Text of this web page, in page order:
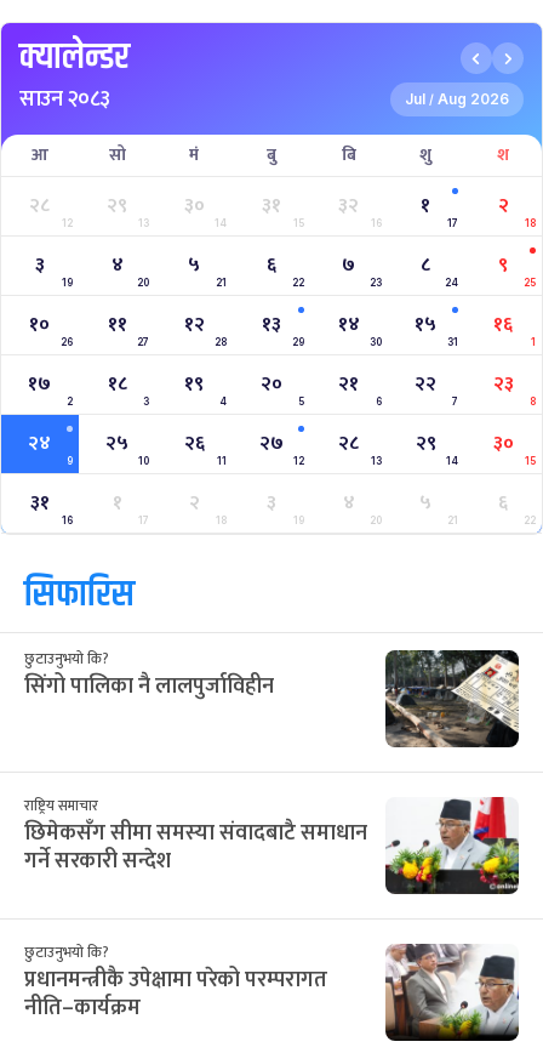
क्यालेन्डर
साउन २०८३ Jul / Aug 2026
आ सो मं बु बि शु श
२८
12
२९
13
३०
14
३१
15
३२
16
१
17
२
18
३
19
४
20
५
21
६
22
७
23
८
24
९
25
१०
26
११
27
१२
28
१३
29
१४
30
१५
31
१६
1
१७
2
१८
3
१९
4
२०
5
२१
6
२२
7
२३
8
२४
9
२५
10
२६
11
२७
12
२८
13
२९
14
३०
15
३१
16
१
17
२
18
३
19
४
20
५
21
६
22
सिफारिस
छुटाउनुभयो कि?
सिंगो पालिका नै लालपुर्जाविहीन
राष्ट्रिय समाचार
छिमेकसँग सीमा समस्या संवादबाटै समाधान
गर्ने सरकारी सन्देश
छुटाउनुभयो कि?
प्रधानमन्त्रीकै उपेक्षामा परेको परम्परागत
नीति–कार्यक्रम